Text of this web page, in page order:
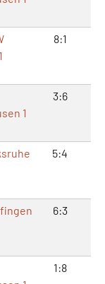
8:1
1
3:6
5:4
6:3
1:8